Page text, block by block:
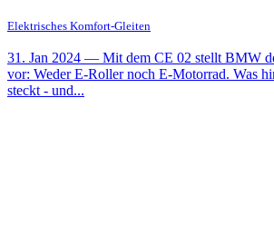
Elektrisches Komfort-Gleiten
31. Jan 2024 — Mit dem CE 02 stellt BMW
vor: Weder E-Roller noch E-Motorrad. Was
steckt - und...